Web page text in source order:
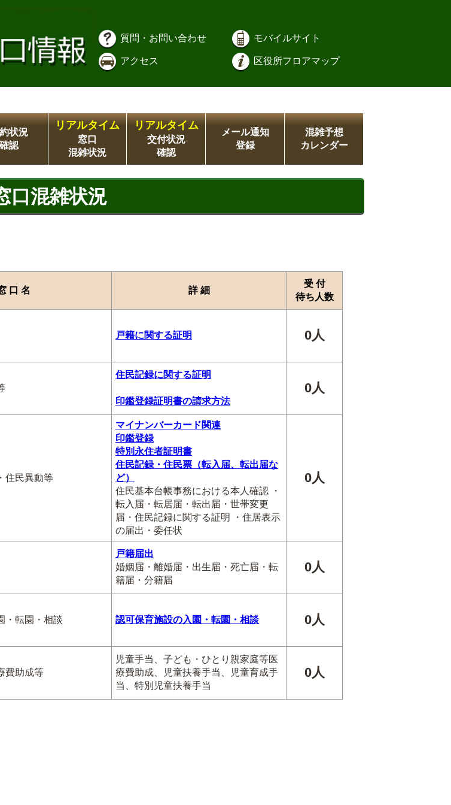
質問・お問い合わせ モバイルサイト
アクセス 区役所フロアマップ
状況
確認
リアルタイム
窓口
混雑状況
リアルタイム
交付状況
確認
メール通知
登録
混雑予想
カレンダー
口混雑状況
口 名 詳 細
受 付
待ち人数
戸籍に関する証明 0人
住民記録に関する証明
印鑑登録証明書の請求方法
0人
住民異動等
マイナンバーカード関連
印鑑登録
特別永住者証明書
住民記録・住民票（転入届、転出届な
ど）
住民基本台帳事務における本人確認 ・
転入届・転居届・転出届・世帯変更
届・住民記録に関する証明 ・住居表示
の届出・委任状
0人
戸籍届出
婚姻届・離婚届・出生届・死亡届・転
籍届・分籍届
0人
転園・相談 認可保育施設の入園・転園・相談 0人
費助成等
児童手当、子ども・ひとり親家庭等医
療費助成、児童扶養手当、児童育成手
当、特別児童扶養手当
0人